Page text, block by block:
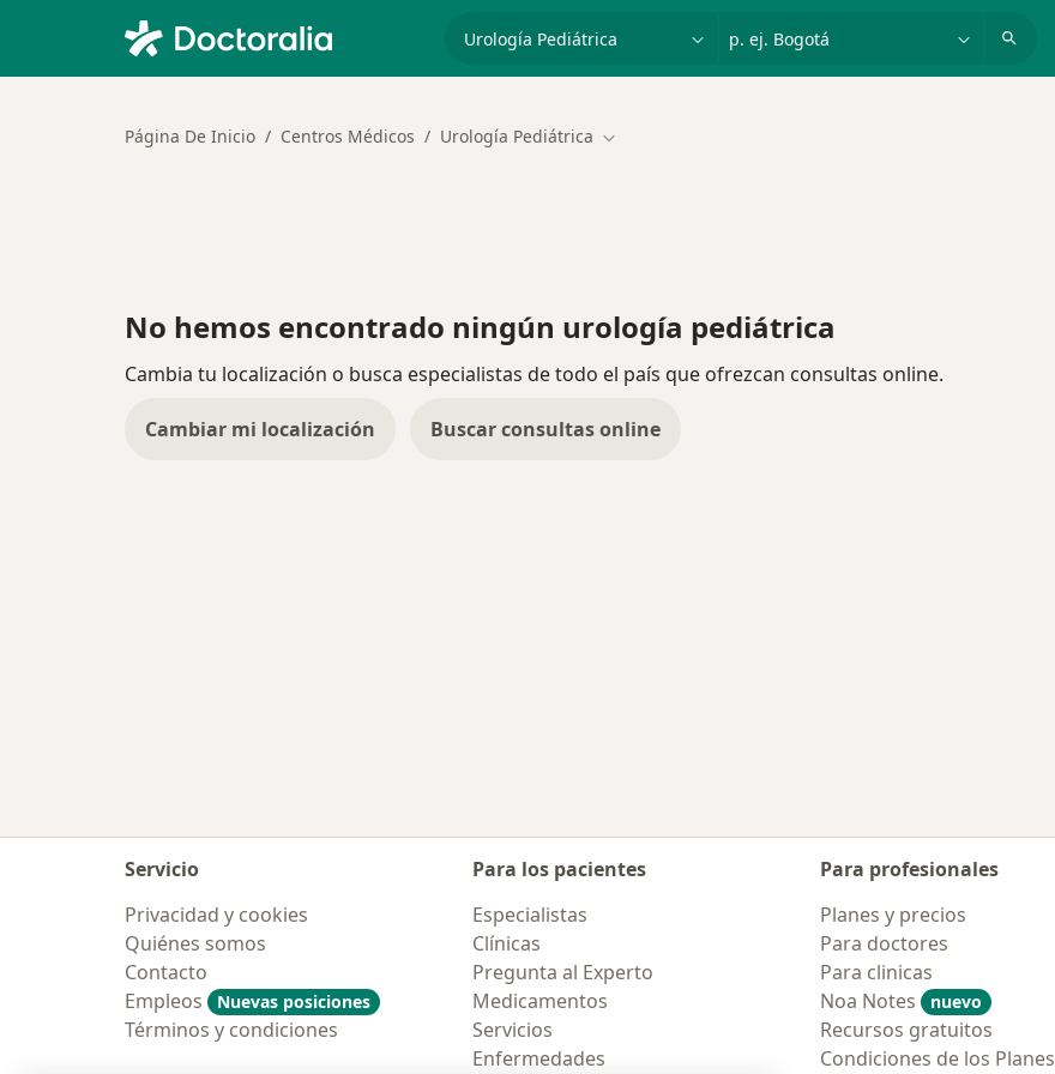
especialidad, enfermedad o nombrep. ej. Bogotá
Página De Inicio Centros Médicos Urología Pediátrica Cambiar de ciudad
No hemos encontrado ningún urología pediátrica
Cambia tu localización o busca especialistas de todo el país que ofrezcan consultas online.
Cambiar mi localización Buscar consultas online
Servicio
Privacidad y cookies
Quiénes somos
Contacto
Empleos
Nuevas posiciones
Términos y condiciones
Para los pacientes
Especialistas
Clínicas
Pregunta al Experto
Medicamentos
Servicios
Enfermedades
Para profesionales
Planes y precios
Para doctores
Para clinicas
Noa Notes
nuevo
Recursos gratuitos
Condiciones de los Planes